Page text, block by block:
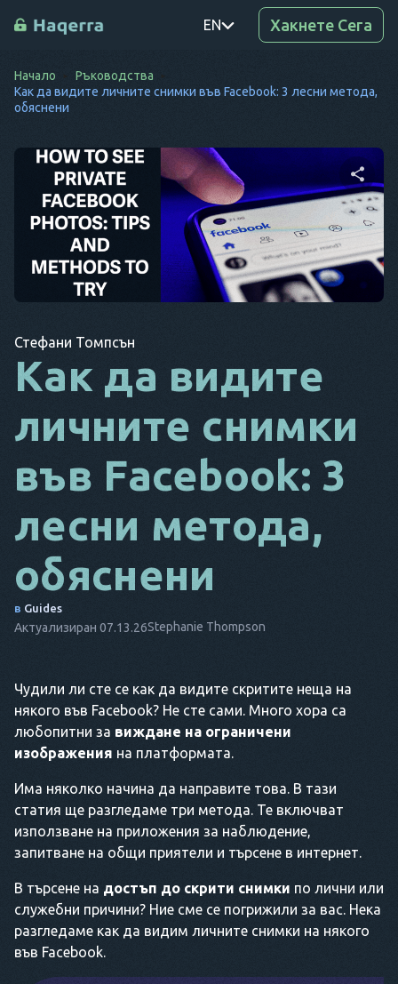
EN
PT
RO
DE
SV
KO
EL
CS
DA
FR
NL
PT
Хакнете Сега
Начало
Ръководства
Как да видите личните снимки във Facebook: 3 лесни метода,
обяснени
Споделете тази
статия
Стефани Томпсън
Как да видите
личните снимки
във Facebook: 3
лесни метода,
обяснени
в Guides
Актуализиран 07.13.26Stephanie Thompson
Чудили ли сте се как да видите скритите неща на
някого във Facebook? Не сте сами. Много хора са
любопитни за виждане на ограничени
изображения на платформата.
Има няколко начина да направите това. В тази
статия ще разгледаме три метода. Те включват
използване на приложения за наблюдение,
запитване на общи приятели и търсене в интернет.
В търсене на достъп до скрити снимки по лични или
служебни причини? Ние сме се погрижили за вас. Нека
разгледаме как да видим личните снимки на някого
във Facebook.